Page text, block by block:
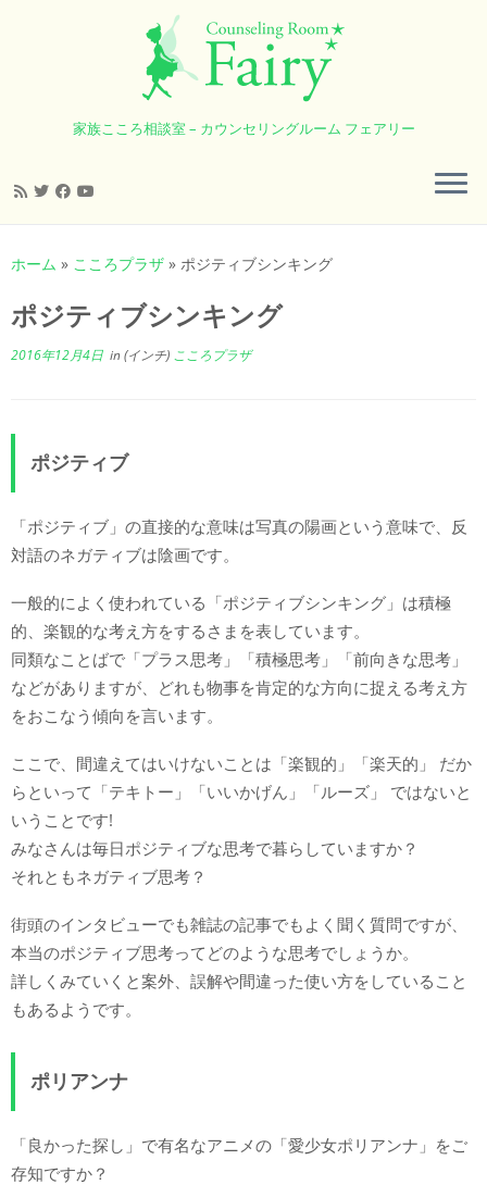
ン
ン
ツ
へ
家族こころ相談室 – カウンセリングルーム フェアリー
ホーム » こころプラザ » ポジティブシンキング
ポジティブシンキング
2016年12月4日 in (インチ) こころプラザ
ポジティブ
「ポジティブ」の直接的な意味は写真の陽画という意味で、反
対語のネガティブは陰画です。
一般的によく使われている「ポジティブシンキング」は積極
的、楽観的な考え方をするさまを表しています。
同類なことばで「プラス思考」「積極思考」「前向きな思考」
などがありますが、どれも物事を肯定的な方向に捉える考え方
をおこなう傾向を言います。
ここで、間違えてはいけないことは「楽観的」「楽天的」 だか
らといって「テキトー」「いいかげん」「ルーズ」 ではないと
いうことです!
みなさんは毎日ポジティブな思考で暮らしていますか？
それともネガティブ思考？
街頭のインタビューでも雑誌の記事でもよく聞く質問ですが、
本当のポジティブ思考ってどのような思考でしょうか。
詳しくみていくと案外、誤解や間違った使い方をしていること
もあるようです。
ポリアンナ
「良かった探し」で有名なアニメの「愛少女ポリアンナ」をご
存知ですか？